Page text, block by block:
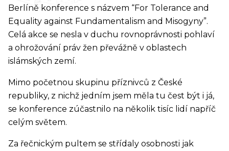
Berlíně konference s názvem “For Tolerance and
Equality against Fundamentalism and Misogyny”.
Celá akce se nesla v duchu rovnoprávnosti pohlaví
a ohrožování práv žen převážně v oblastech
islámských zemí.
Mimo početnou skupinu příznivců z České
republiky, z nichž jedním jsem měla tu čest být i já,
se konference zúčastnilo na několik tisíc lidí napříč
celým světem.
Za řečnickým pultem se střídaly osobnosti jak